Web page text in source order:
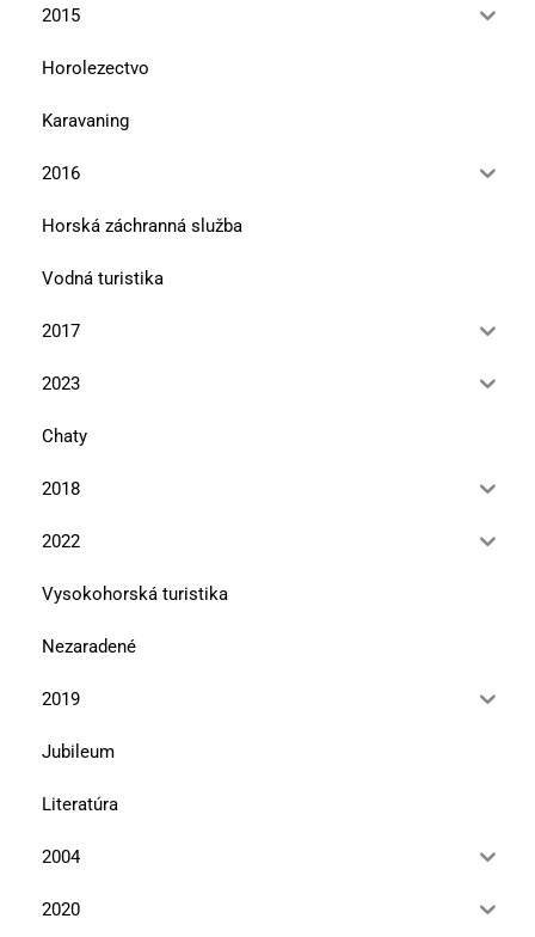
2015
Horolezectvo
Karavaning
2016
Horská záchranná služba
Vodná turistika
2017
2023
Chaty
2018
2022
Vysokohorská turistika
Nezaradené
2019
Jubileum
Literatúra
2004
2020